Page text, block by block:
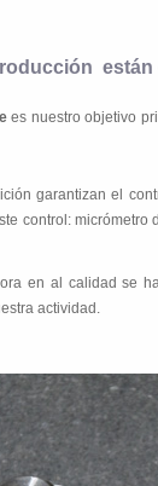
es nuestro objetivo
garantizan el
control:
en al calidad se
actividad.